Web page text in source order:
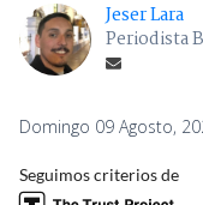
Jeser Lara
Periodista
Domingo 09 Agosto,
Seguimos criterios de